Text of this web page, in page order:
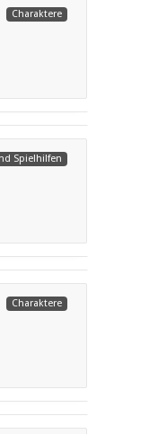
Charaktere
Spielhilfen
Charaktere